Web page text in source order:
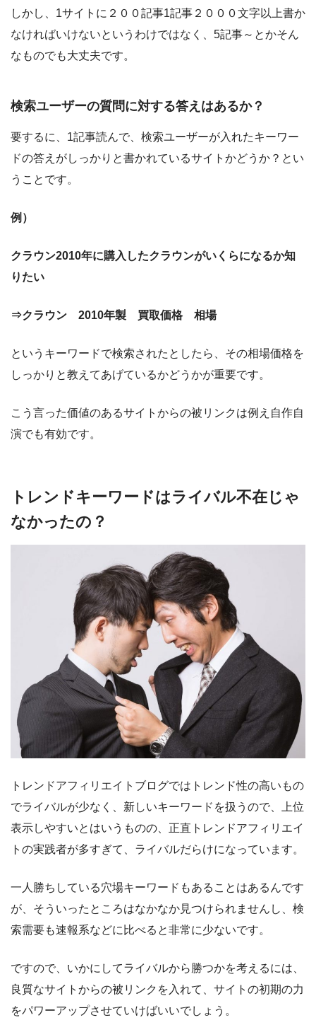
しかし、1サイトに２００記事1記事２０００文字以上書か
なければいけないというわけではなく、5記事～とかそん
なものでも大丈夫です。
検索ユーザーの質問に対する答えはあるか？
要するに、1記事読んで、検索ユーザーが入れたキーワー
ドの答えがしっかりと書かれているサイトかどうか？とい
うことです。
例）
クラウン2010年に購入したクラウンがいくらになるか知
りたい
⇒クラウン 2010年製 買取価格 相場
というキーワードで検索されたとしたら、その相場価格を
しっかりと教えてあげているかどうかが重要です。
こう言った価値のあるサイトからの被リンクは例え自作自
演でも有効です。
トレンドキーワードはライバル不在じゃ
なかったの？
トレンドアフィリエイトブログではトレンド性の高いもの
でライバルが少なく、新しいキーワードを扱うので、上位
表示しやすいとはいうものの、正直トレンドアフィリエイ
トの実践者が多すぎて、ライバルだらけになっています。
一人勝ちしている穴場キーワードもあることはあるんです
が、そういったところはなかなか見つけられませんし、検
索需要も速報系などに比べると非常に少ないです。
ですので、いかにしてライバルから勝つかを考えるには、
良質なサイトからの被リンクを入れて、サイトの初期の力
をパワーアップさせていけばいいでしょう。